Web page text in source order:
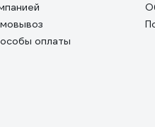
оплаты